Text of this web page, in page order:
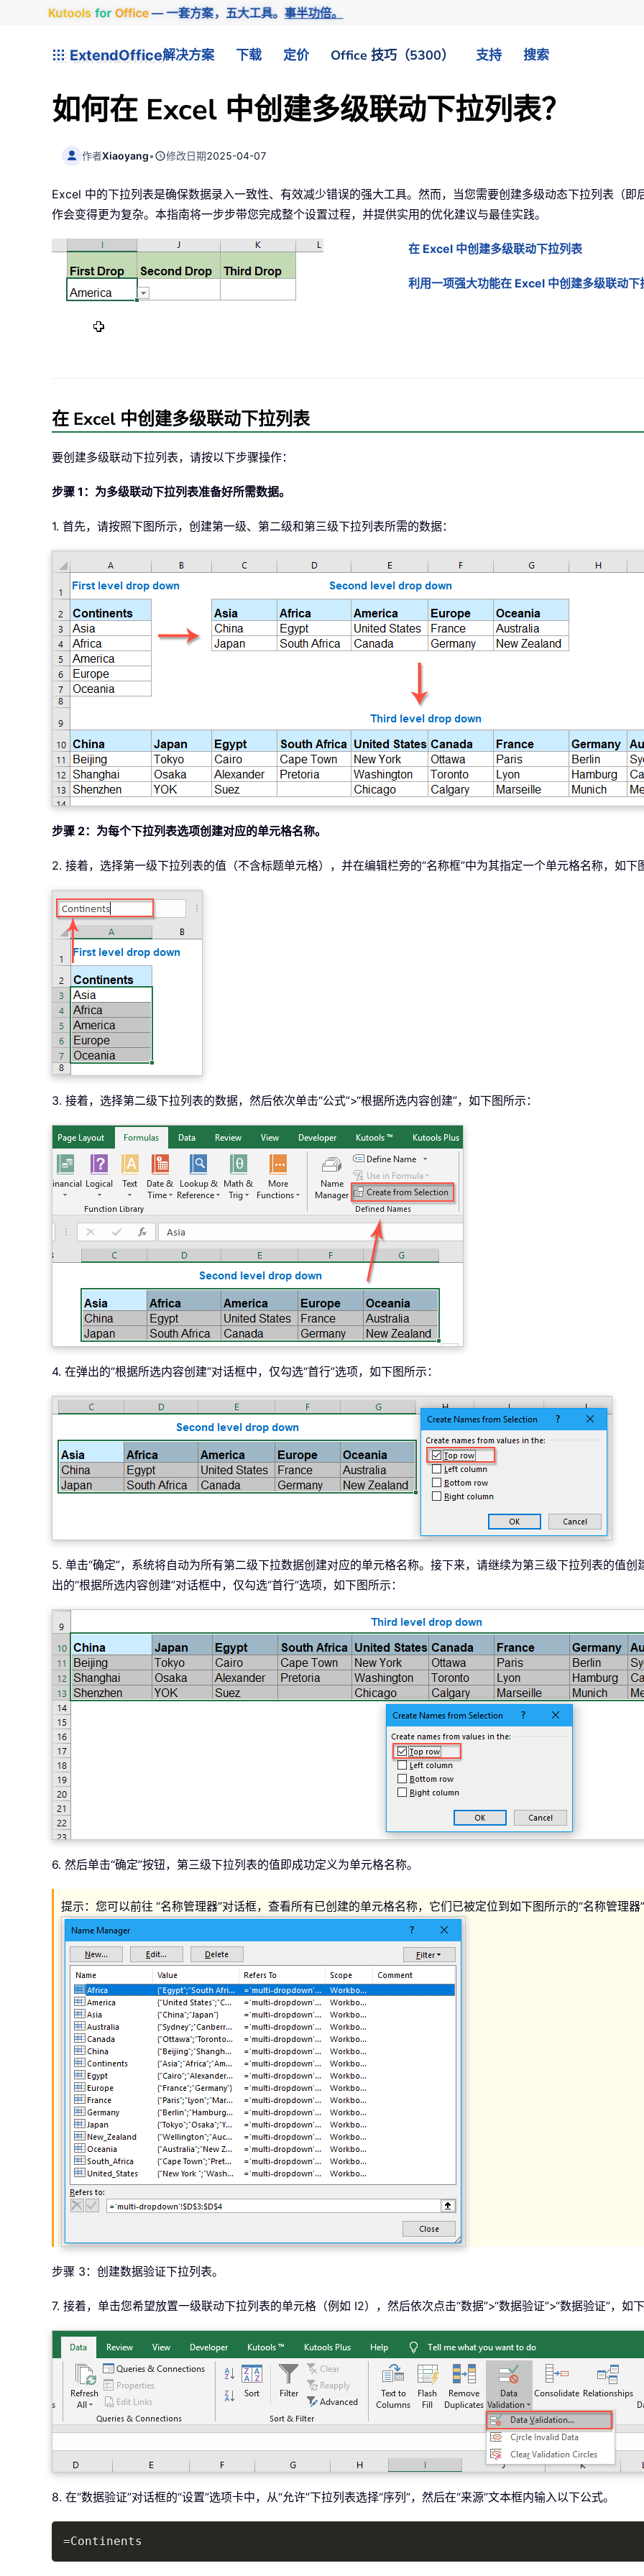
Kutools for Office— 一套方案，五大工具。 事半功倍。
ExtendOffice解决方案 下载 定价 Office 技巧（5300） 支持 搜索
如何在 Excel 中创建多级联动下拉列表？
作者Xiaoyang• 修改日期2025-04-07
Excel 中的下拉列表是确保数据录入一致性、有效减少错误的强大工具。然而，当您需要创建多级动态下拉列表（
作会变得更为复杂。本指南将一步步带您完成整个设置过程，并提供实用的优化建议与最佳实践。
在 Excel 中创建多级联动下拉列表
利用一项强大功能在 Excel 中创建多级联动下
在 Excel 中创建多级联动下拉列表
要创建多级联动下拉列表，请按以下步骤操作：
步骤 1：为多级联动下拉列表准备好所需数据。
1. 首先，请按照下图所示，创建第一级、第二级和第三级下拉列表所需的数据：
步骤 2：为每个下拉列表选项创建对应的单元格名称。
2. 接着，选择第一级下拉列表的值（不含标题单元格），并在编辑栏旁的“名称框”中为其指定一个单元格名称，如下
3. 接着，选择第二级下拉列表的数据，然后依次单击“公式”>“根据所选内容创建”，如下图所示：
4. 在弹出的“根据所选内容创建”对话框中，仅勾选“首行”选项，如下图所示：
5. 单击“确定”，系统将自动为所有第二级下拉数据创建对应的单元格名称。接下来，请继续为第三级下拉列表的值创
出的“根据所选内容创建”对话框中，仅勾选“首行”选项，如下图所示：
6. 然后单击“确定”按钮，第三级下拉列表的值即成功定义为单元格名称。
提示：您可以前往 “名称管理器”对话框，查看所有已创建的单元格名称，它们已被定位到如下图所示的“名称管理器
步骤 3：创建数据验证下拉列表。
7. 接着，单击您希望放置一级联动下拉列表的单元格（例如 I2），然后依次点击“数据”>“数据验证”>“数据验证”，如
8. 在“数据验证”对话框的“设置”选项卡中，从“允许”下拉列表选择“序列”，然后在“来源”文本框内输入以下公式。
=Continents